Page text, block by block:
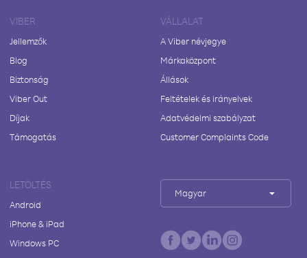
VIBER
Jellemzők
Blog
Biztonság
Viber Out
Díjak
Támogatás
VÁLLALAT
A Viber névjegye
Márkaközpont
Állások
Feltételek és irányelvek
Adatvédelmi szabályzat
Customer Complaints Code
LETÖLTÉS
Android
iPhone & iPad
Windows PC
Magyar